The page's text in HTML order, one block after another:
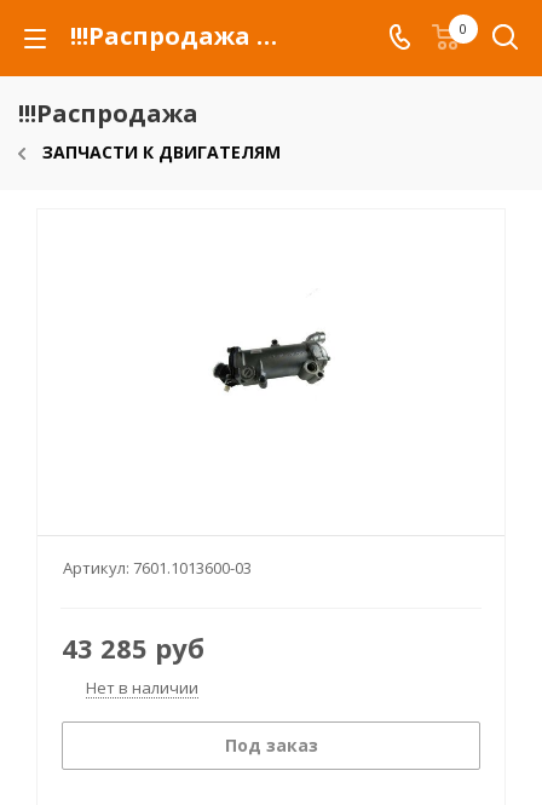
!!!Распродажа для автомобилей российских марок и сельхозтехники 0
!!!Распродажа
ЗАПЧАСТИ К ДВИГАТЕЛЯМ
Артикул: 7601.1013600-03
43 285 руб
Нет в наличии
Под заказ